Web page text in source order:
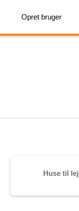
Opret bruger
Huse til